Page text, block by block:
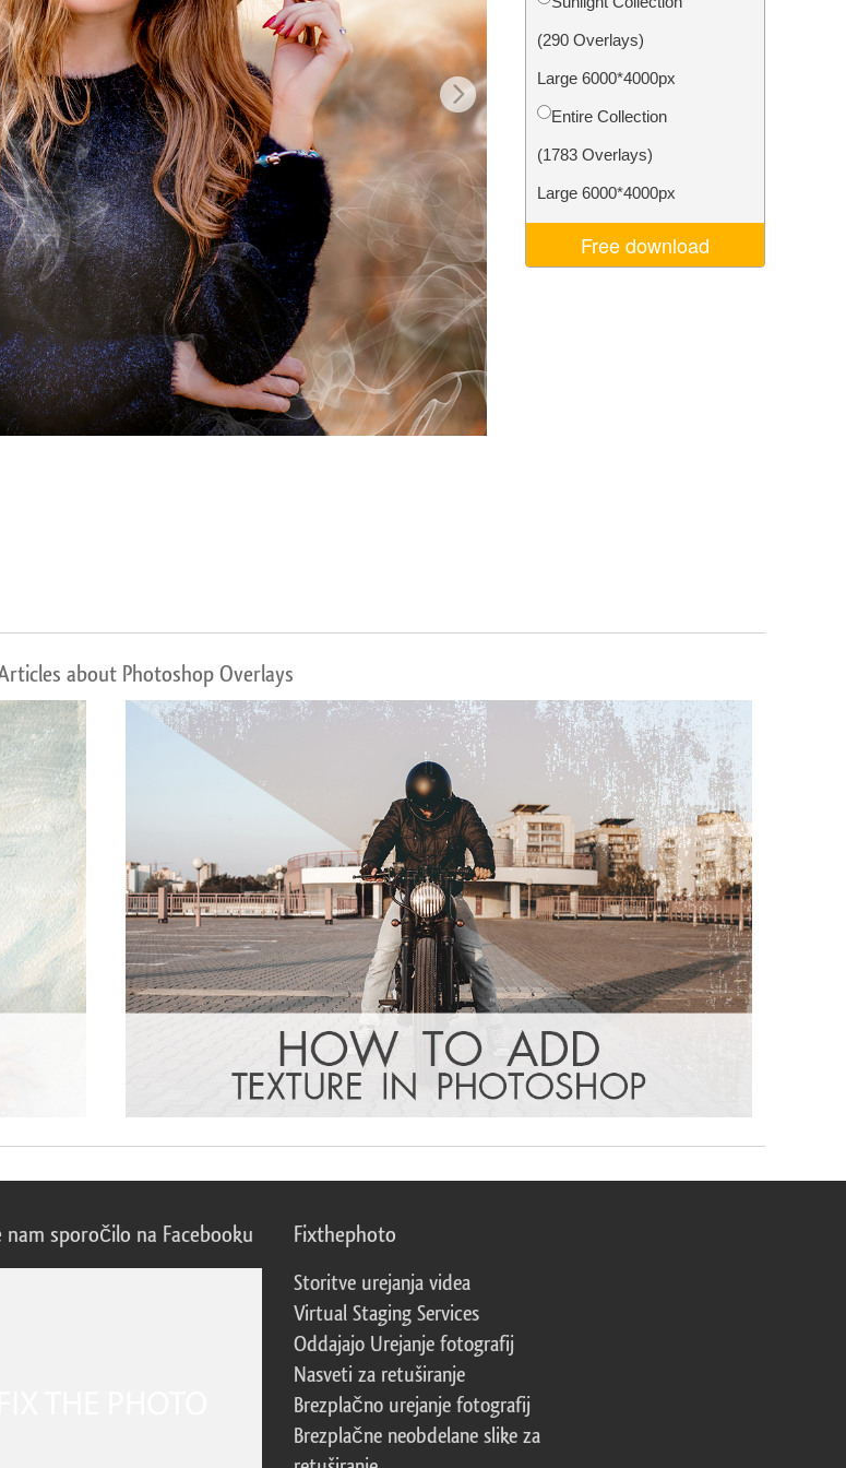
Urejanje fotografij nakita Podatki za usposabljanje AI Video Editing Services
(290 Overlays)
Large 6000*4000px
Entire Collection
(1783 Overlays)
Large 6000*4000px
Free download
about Photoshop Overlays
nam sporočilo na Facebooku Fixthephoto
Storitve urejanja videa
Virtual Staging Services
Oddajajo Urejanje fotografij
Nasveti za retuširanje
Brezplačno urejanje fotografij
Brezplačne neobdelane slike za